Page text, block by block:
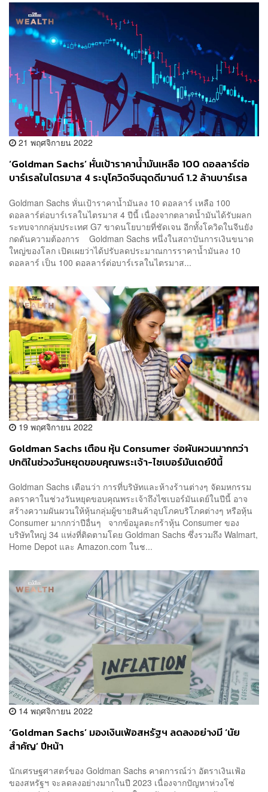
21 พฤศจิกายน 2022
‘Goldman Sachs’ หั่นเป้าราคาน้ำมันเหลือ 100 ดอลลาร์ต่อ
บาร์เรลในไตรมาส 4 ระบุโควิดจีนฉุดดีมานด์ 1.2 ล้านบาร์เรล
Goldman Sachs หั่นเป้าราคาน้ำมันลง 10 ดอลลาร์ เหลือ 100
ดอลลาร์ต่อบาร์เรลในไตรมาส 4 ปีนี้ เนื่องจากตลาดน้ำมันได้รับผลก
ระทบจากกลุ่มประเทศ G7 ขาดนโยบายที่ชัดเจน อีกทั้งโควิดในจีนยัง
กดดันความต้องการ Goldman Sachs หนึ่งในสถาบันการเงินขนาด
ใหญ่ของโลก เปิดเผยว่าได้ปรับลดประมาณการราคาน้ำมันลง 10
ดอลลาร์ เป็น 100 ดอลลาร์ต่อบาร์เรลในไตรมาส...
19 พฤศจิกายน 2022
Goldman Sachs เตือน หุ้น Consumer จ่อผันผวนมากกว่า
ปกติในช่วงวันหยุดขอบคุณพระเจ้า-ไซเบอร์มันเดย์ปีนี้
Goldman Sachs เตือนว่า การที่บริษัทและห้างร้านต่างๆ จัดมหกรรม
ลดราคาในช่วงวันหยุดขอบคุณพระเจ้าถึงไซเบอร์มันเดย์ในปีนี้ อาจ
สร้างความผันผวนให้หุ้นกลุ่มผู้ขายสินค้าอุปโภคบริโภคต่างๆ หรือหุ้น
Consumer มากกว่าปีอื่นๆ จากข้อมูลตะกร้าหุ้น Consumer ของ
บริษัทใหญ่ 34 แห่งที่ติดตามโดย Goldman Sachs ซึ่งรวมถึง Walmart,
Home Depot และ Amazon.com ในช...
14 พฤศจิกายน 2022
‘Goldman Sachs’ มองเงินเฟ้อสหรัฐฯ ลดลงอย่างมี ‘นัย
สำคัญ’ ปีหน้า
นักเศรษฐศาสตร์ของ Goldman Sachs คาดการณ์ว่า อัตราเงินเฟ้อ
ของสหรัฐฯ จะลดลงอย่างมากในปี 2023 เนื่องจากปัญหาห่วงโซ่